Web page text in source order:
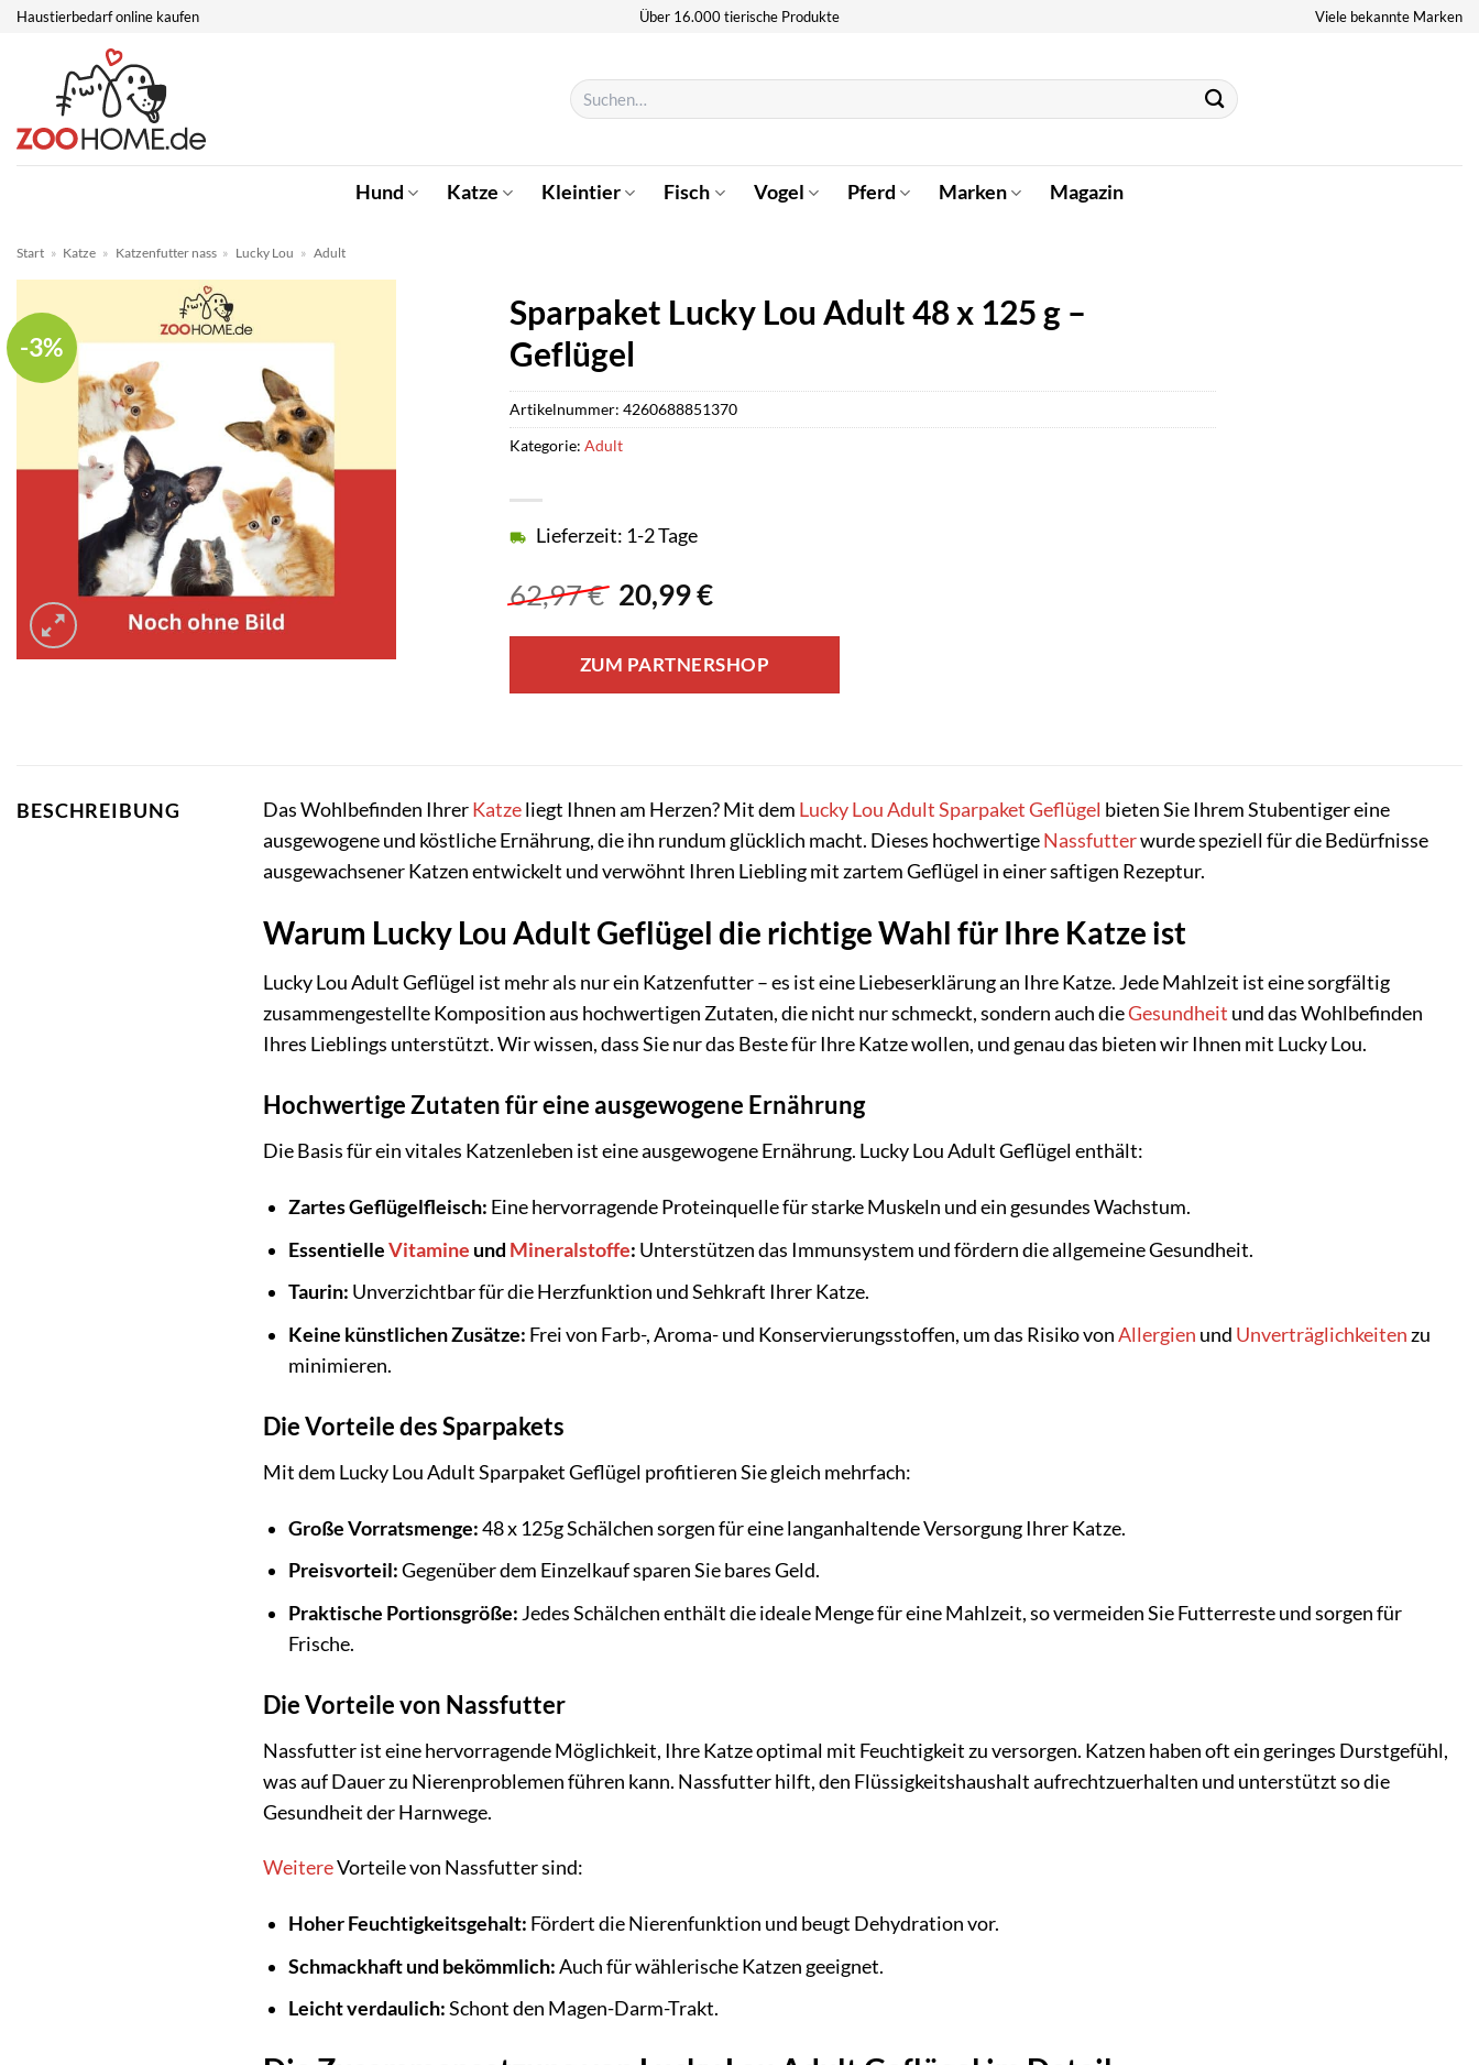
Zum
springen
Haustierbedarf online kaufen Über 16.000 tierische Produkte Viele bekannte Marken
Suchen
nach:
Hund Katze Kleintier Fisch Vogel Pferd Marken Magazin
Start » Katze » Katzenfutter nass » Lucky Lou » Adult
-3%
Sparpaket Lucky Lou Adult 48 x 125 g –
Geflügel
62,97€ Ursprünglicher
Preis
war:
62,97 €
20,99€Aktueller
ist:
20,99 €.
Lieferzeit: 1-2 Tage
ZUM PARTNERSHOP
Artikelnummer: 4260688851370
Kategorie: Adult
BESCHREIBUNG Das Wohlbefinden IhrerKatzeliegt Ihnen am Herzen? Mit dem Lucky LouAdultSparpaketGeflügel bieten Sie Ihrem Stubentiger eine
ausgewogene und köstliche Ernährung, die ihn rundum glücklich macht. Dieses hochwertigeNassfutterwurde speziell für die Bedürfnisse
ausgewachsener Katzen entwickelt und verwöhnt Ihren Liebling mit zartem Geflügel in einer saftigen Rezeptur.
Warum Lucky Lou Adult Geflügel die richtige Wahl für Ihre Katze ist
Lucky Lou Adult Geflügel ist mehr als nur ein Katzenfutter – es ist eine Liebeserklärung an Ihre Katze. Jede Mahlzeit ist eine sorgfältig
zusammengestellte Komposition aus hochwertigen Zutaten, die nicht nur schmeckt, sondern auch dieGesundheit und das Wohlbefinden
Ihres Lieblings unterstützt. Wir wissen, dass Sie nur das Beste für Ihre Katze wollen, und genau das bieten wir Ihnen mit Lucky Lou.
Hochwertige Zutaten für eine ausgewogene Ernährung
Die Basis für ein vitales Katzenleben ist eine ausgewogene Ernährung. Lucky Lou Adult Geflügel enthält:
Zartes Geflügelfleisch: Eine hervorragende Proteinquelle für starke Muskeln und ein gesundes Wachstum.
EssentielleVitamine und Mineralstoffe: Unterstützen das Immunsystem und fördern die allgemeine Gesundheit.
Taurin: Unverzichtbar für die Herzfunktion und Sehkraft Ihrer Katze.
Keine künstlichen Zusätze: Frei von Farb-, Aroma- und Konservierungsstoffen, um das Risiko vonAllergien und Unverträglichkeitenzu
minimieren.
Die Vorteile des Sparpakets
Mit dem Lucky Lou Adult Sparpaket Geflügel profitieren Sie gleich mehrfach:
Große Vorratsmenge:48 x 125g Schälchen sorgen für eine langanhaltende Versorgung Ihrer Katze.
Preisvorteil:Gegenüber dem Einzelkauf sparen Sie bares Geld.
Praktische Portionsgröße: Jedes Schälchen enthält die ideale Menge für eine Mahlzeit, so vermeiden Sie Futterreste und sorgen für
Frische.
Die Vorteile von Nassfutter
Nassfutter ist eine hervorragende Möglichkeit, Ihre Katze optimal mit Feuchtigkeit zu versorgen. Katzen haben oft ein geringes Durstgefühl,
was auf Dauer zu Nierenproblemen führen kann. Nassfutter hilft, den Flüssigkeitshaushalt aufrechtzuerhalten und unterstützt so die
Gesundheit der Harnwege.
WeitereVorteile von Nassfutter sind:
Hoher Feuchtigkeitsgehalt: Fördert die Nierenfunktion und beugt Dehydration vor.
Schmackhaft und bekömmlich:Auch für wählerische Katzen geeignet.
Leicht verdaulich:Schont den Magen-Darm-Trakt.